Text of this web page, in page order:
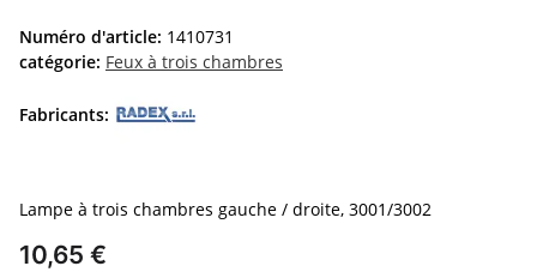
Numéro d'article: 1410731
catégorie: Feux à trois chambres
Fabricants:
Lampe à trois chambres gauche / droite, 3001/3002
10,65 €